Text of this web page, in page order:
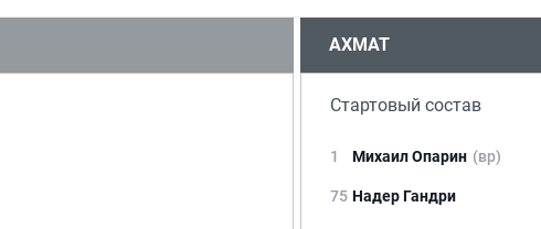
АХМАТ
Стартовый состав
1 Михаил Опарин (вр)
75 Надер Гандри